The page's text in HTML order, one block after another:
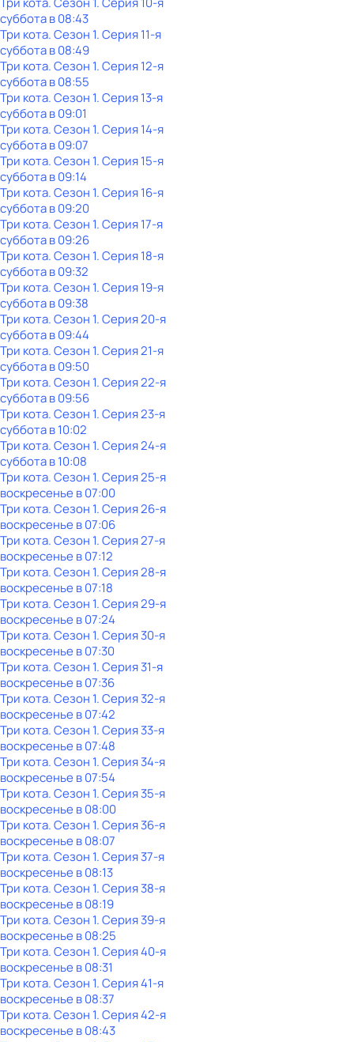
субботав08:43
Три кота. Сезон 1. Серия 11-я
субботав08:49
Три кота. Сезон 1. Серия 12-я
субботав08:55
Три кота. Сезон 1. Серия 13-я
субботав09:01
Три кота. Сезон 1. Серия 14-я
субботав09:07
Три кота. Сезон 1. Серия 15-я
субботав09:14
Три кота. Сезон 1. Серия 16-я
субботав09:20
Три кота. Сезон 1. Серия 17-я
субботав09:26
Три кота. Сезон 1. Серия 18-я
субботав09:32
Три кота. Сезон 1. Серия 19-я
субботав09:38
Три кота. Сезон 1. Серия 20-я
субботав09:44
Три кота. Сезон 1. Серия 21-я
субботав09:50
Три кота. Сезон 1. Серия 22-я
субботав09:56
Три кота. Сезон 1. Серия 23-я
субботав10:02
Три кота. Сезон 1. Серия 24-я
субботав10:08
Три кота. Сезон 1. Серия 25-я
воскресенье в07:00
Три кота. Сезон 1. Серия 26-я
воскресенье в07:06
Три кота. Сезон 1. Серия 27-я
воскресенье в07:12
Три кота. Сезон 1. Серия 28-я
воскресенье в07:18
Три кота. Сезон 1. Серия 29-я
воскресенье в07:24
Три кота. Сезон 1. Серия 30-я
воскресенье в07:30
Три кота. Сезон 1. Серия 31-я
воскресенье в07:36
Три кота. Сезон 1. Серия 32-я
воскресенье в07:42
Три кота. Сезон 1. Серия 33-я
воскресенье в07:48
Три кота. Сезон 1. Серия 34-я
воскресенье в07:54
Три кота. Сезон 1. Серия 35-я
воскресенье в08:00
Три кота. Сезон 1. Серия 36-я
воскресенье в08:07
Три кота. Сезон 1. Серия 37-я
воскресенье в08:13
Три кота. Сезон 1. Серия 38-я
воскресенье в08:19
Три кота. Сезон 1. Серия 39-я
воскресенье в08:25
Три кота. Сезон 1. Серия 40-я
воскресенье в08:31
Три кота. Сезон 1. Серия 41-я
воскресенье в08:37
Три кота. Сезон 1. Серия 42-я
воскресенье в08:43